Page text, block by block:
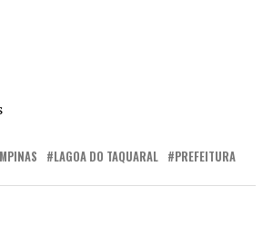
LAGOA DO TAQUARAL PREFEITURA